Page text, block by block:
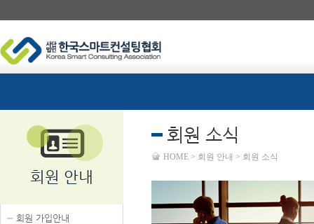
회원 안내
회원 가입안내
회원 소식
HOME > 회원 안내 > 회원 소식